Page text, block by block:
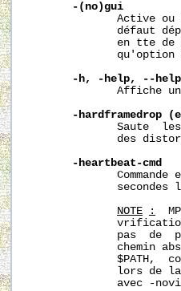
-(no)gui
Active ou
défaut
en tte de
qu'option
-h,
-help,
--help
Affiche
-hardframedrop
Saute
des
-heartbeat-cmd
Commande
secondes
NOTE
:
pas  de
chemin
$PATH,
lors de
avec -